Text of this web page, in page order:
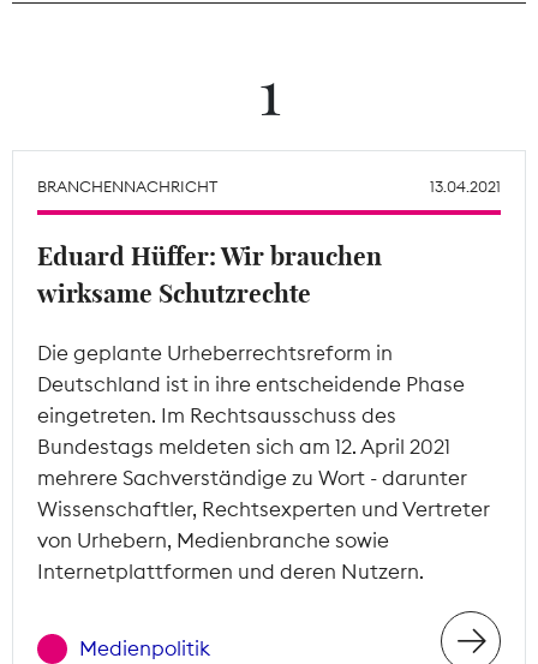
Wächterpreis
Mitgliederbereich
1
BRANCHENNACHRICHT 13.04.2021
Eduard Hüffer: Wir brauchen
wirksame Schutzrechte
Die geplante Urheberrechtsreform in
Deutschland ist in ihre entscheidende Phase
eingetreten. Im Rechtsausschuss des
Bundestags meldeten sich am 12. April 2021
mehrere Sachverständige zu Wort - darunter
Wissenschaftler, Rechtsexperten und Vertreter
von Urhebern, Medienbranche sowie
Internetplattformen und deren Nutzern.
Medienpolitik